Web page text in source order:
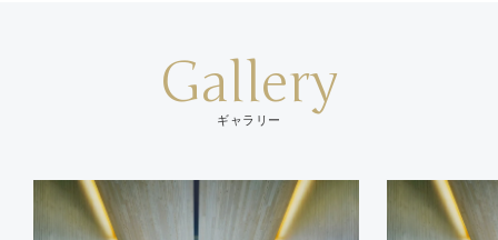
Gallery
ギャラリー